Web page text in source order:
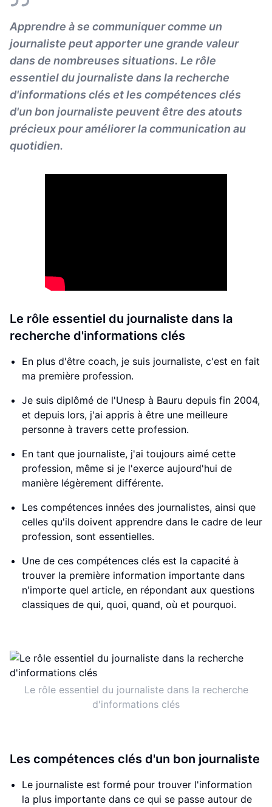
Apprendre à se communiquer comme un
journaliste peut apporter une grande valeur
dans de nombreuses situations. Le rôle
essentiel du journaliste dans la recherche
d'informations clés et les compétences clés
d'un bon journaliste peuvent être des atouts
précieux pour améliorer la communication au
quotidien.
Le rôle essentiel du journaliste dans la
recherche d'informations clés
En plus d'être coach, je suis journaliste, c'est en fait
ma première profession.
Je suis diplômé de l'Unesp à Bauru depuis fin 2004,
et depuis lors, j'ai appris à être une meilleure
personne à travers cette profession.
En tant que journaliste, j'ai toujours aimé cette
profession, même si je l'exerce aujourd'hui de
manière légèrement différente.
Les compétences innées des journalistes, ainsi que
celles qu'ils doivent apprendre dans le cadre de leur
profession, sont essentielles.
Une de ces compétences clés est la capacité à
trouver la première information importante dans
n'importe quel article, en répondant aux questions
classiques de qui, quoi, quand, où et pourquoi.
Le rôle essentiel du journaliste dans la recherche
d'informations clés
Les compétences clés d'un bon journaliste
Le journaliste est formé pour trouver l'information
la plus importante dans ce qui se passe autour de